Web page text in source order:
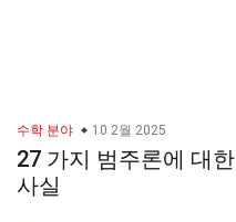
수학 분야 10 2월 2025
27 가지 범주론에 대한
사실